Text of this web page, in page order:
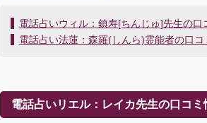
投
稿
ー
シ
電話占いウィル：鎮寿[ちんじゅ]先生の口
電話占い法蓮：森羅(しんら)霊能者の口コ
電話占いリエル：レイカ先生の口コミ